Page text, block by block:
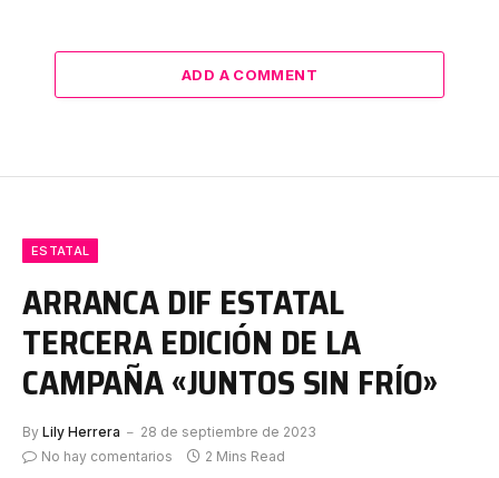
ADD A COMMENT
ESTATAL
ARRANCA DIF ESTATAL
TERCERA EDICIÓN DE LA
CAMPAÑA «JUNTOS SIN FRÍO»
By Lily Herrera
28 de septiembre de 2023
No hay comentarios
2 Mins Read